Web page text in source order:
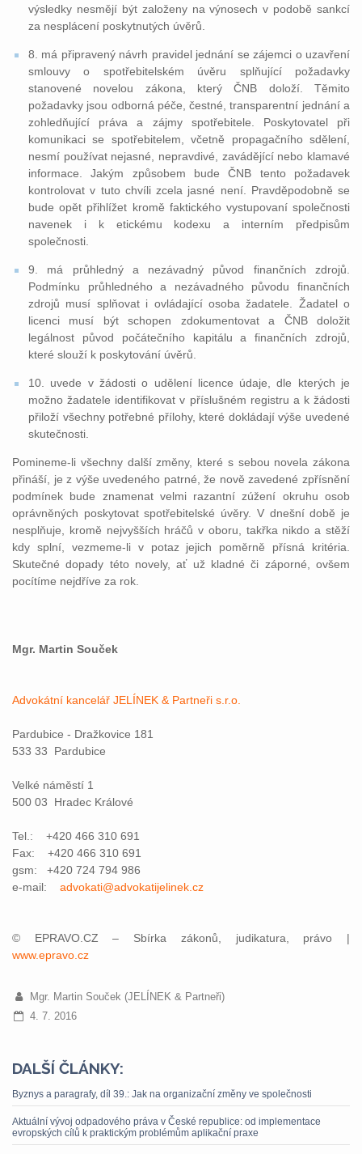
výsledky nesmějí být založeny na výnosech v podobě sankcí
za nesplácení poskytnutých úvěrů.
8. má připravený návrh pravidel jednání se zájemci o uzavření
smlouvy o spotřebitelském úvěru splňující požadavky
stanovené novelou zákona, který ČNB doloží. Těmito
požadavky jsou odborná péče, čestné, transparentní jednání a
zohledňující práva a zájmy spotřebitele. Poskytovatel při
komunikaci se spotřebitelem, včetně propagačního sdělení,
nesmí používat nejasné, nepravdivé, zavádějící nebo klamavé
informace. Jakým způsobem bude ČNB tento požadavek
kontrolovat v tuto chvíli zcela jasné není. Pravděpodobně se
bude opět přihlížet kromě faktického vystupovaní společnosti
navenek i k etickému kodexu a interním předpisům
společnosti.
9. má průhledný a nezávadný původ finančních zdrojů.
Podmínku průhledného a nezávadného původu finančních
zdrojů musí splňovat i ovládající osoba žadatele. Žadatel o
licenci musí být schopen zdokumentovat a ČNB doložit
legálnost původ počátečního kapitálu a finančních zdrojů,
které slouží k poskytování úvěrů.
10. uvede v žádosti o udělení licence údaje, dle kterých je
možno žadatele identifikovat v příslušném registru a k žádosti
přiloží všechny potřebné přílohy, které dokládají výše uvedené
skutečnosti.
Pomineme-li všechny další změny, které s sebou novela zákona
přináší, je z výše uvedeného patrné, že nově zavedené zpřísnění
podmínek bude znamenat velmi razantní zúžení okruhu osob
oprávněných poskytovat spotřebitelské úvěry. V dnešní době je
nesplňuje, kromě nejvyšších hráčů v oboru, takřka nikdo a stěží
kdy splní, vezmeme-li v potaz jejich poměrně přísná kritéria.
Skutečné dopady této novely, ať už kladné či záporné, ovšem
pocítíme nejdříve za rok.
Mgr. Martin Souček
Advokátní kancelář JELÍNEK & Partneři s.r.o.
Pardubice - Dražkovice 181
533 33 Pardubice
Velké náměstí 1
500 03 Hradec Králové
Tel.: +420 466 310 691
Fax: +420 466 310 691
gsm: +420 724 794 986
e-mail: advokati@advokatijelinek.cz
© EPRAVO.CZ – Sbírka zákonů, judikatura, právo |
www.epravo.cz
Mgr. Martin Souček (JELÍNEK & Partneři)
4. 7. 2016
DALŠÍ ČLÁNKY:
Byznys a paragrafy, díl 39.: Jak na organizační změny ve společnosti
Aktuální vývoj odpadového práva v České republice: od implementace
evropských cílů k praktickým problémům aplikační praxe